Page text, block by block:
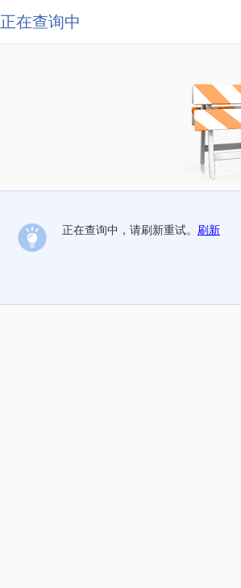
正在查询中
正在查询中，请刷新重试。 刷新